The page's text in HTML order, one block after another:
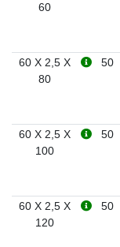
60
60 X 2,5 X
80
50
60 X 2,5 X
100
50
60 X 2,5 X
120
50